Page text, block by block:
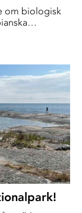
om biologisk
för att skydda
försvinna
för att